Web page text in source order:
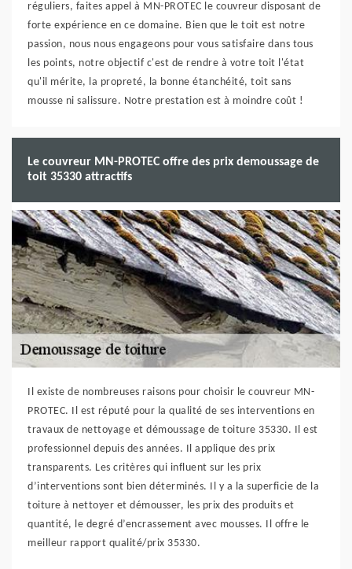
réguliers, faites appel à MN-PROTEC le couvreur disposant de
forte expérience en ce domaine. Bien que le toit est notre
passion, nous nous engageons pour vous satisfaire dans tous
les points, notre objectif c'est de rendre à votre toit l'état
qu'il mérite, la propreté, la bonne étanchéité, toit sans
mousse ni salissure. Notre prestation est à moindre coût !
Le couvreur MN-PROTEC offre des prix demoussage de
toit 35330 attractifs
Il existe de nombreuses raisons pour choisir le couvreur MN-
PROTEC. Il est réputé pour la qualité de ses interventions en
travaux de nettoyage et démoussage de toiture 35330. Il est
professionnel depuis des années. Il applique des prix
transparents. Les critères qui influent sur les prix
d’interventions sont bien déterminés. Il y a la superficie de la
toiture à nettoyer et démousser, les prix des produits et
quantité, le degré d’encrassement avec mousses. Il offre le
meilleur rapport qualité/prix 35330.